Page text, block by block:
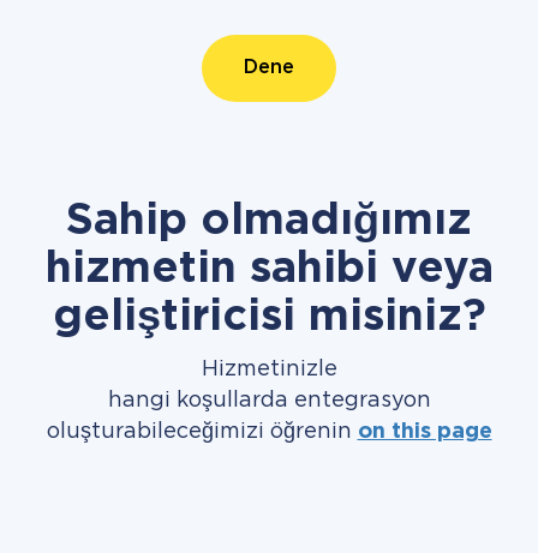
Dene
Sahip olmadığımız
hizmetin sahibi veya
geliştiricisi misiniz?
Hizmetinizle
hangi koşullarda entegrasyon
oluşturabileceğimizi öğrenin on this page